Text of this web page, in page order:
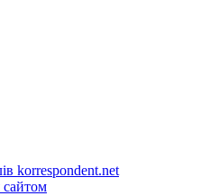
korrespondent.net
сайтом